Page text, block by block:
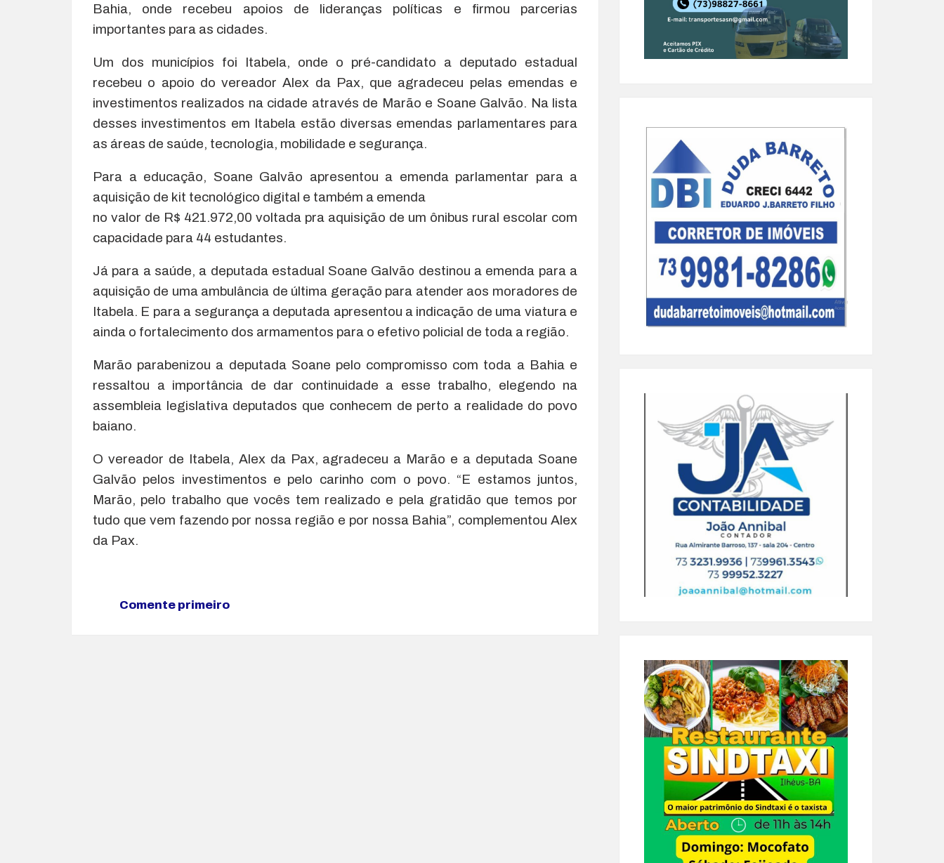
Bahia, onde recebeu apoios de lideranças políticas e firmou parcerias
importantes para as cidades.
Um dos municípios foi Itabela, onde o pré-candidato a deputado estadual
recebeu o apoio do vereador Alex da Pax, que agradeceu pelas emendas e
investimentos realizados na cidade através de Marão e Soane Galvão. Na lista
desses investimentos em Itabela estão diversas emendas parlamentares para
as áreas de saúde, tecnologia, mobilidade e segurança.
Para a educação, Soane Galvão apresentou a emenda parlamentar para a
aquisição de kit tecnológico digital e também a emenda
no valor de R$ 421.972,00 voltada pra aquisição de um ônibus rural escolar com
capacidade para 44 estudantes.
Já para a saúde, a deputada estadual Soane Galvão destinou a emenda para a
aquisição de uma ambulância de última geração para atender aos moradores de
Itabela. E para a segurança a deputada apresentou a indicação de uma viatura e
ainda o fortalecimento dos armamentos para o efetivo policial de toda a região.
Marão parabenizou a deputada Soane pelo compromisso com toda a Bahia e
ressaltou a importância de dar continuidade a esse trabalho, elegendo na
assembleia legislativa deputados que conhecem de perto a realidade do povo
baiano.
O vereador de Itabela, Alex da Pax, agradeceu a Marão e a deputada Soane
Galvão pelos investimentos e pelo carinho com o povo. “E estamos juntos,
Marão, pelo trabalho que vocês tem realizado e pela gratidão que temos por
tudo que vem fazendo por nossa região e por nossa Bahia”, complementou Alex
da Pax.
Comente primeiro